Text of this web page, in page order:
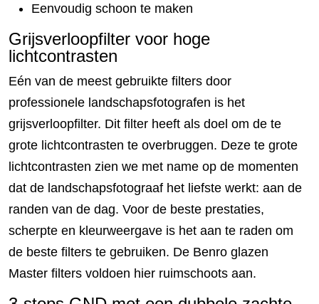
Eenvoudig schoon te maken
Grijsverloopfilter voor hoge
lichtcontrasten
Eén van de meest gebruikte filters door
professionele landschapsfotografen is het
grijsverloopfilter. Dit filter heeft als doel om de te
grote lichtcontrasten te overbruggen. Deze te grote
lichtcontrasten zien we met name op de momenten
dat de landschapsfotograaf het liefste werkt: aan de
randen van de dag. Voor de beste prestaties,
scherpte en kleurweergave is het aan te raden om
de beste filters te gebruiken. De Benro glazen
Master filters voldoen hier ruimschoots aan.